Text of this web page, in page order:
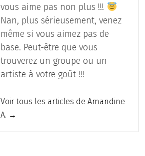
vous aime pas non plus !!!
Nan, plus sérieusement, venez
même si vous aimez pas de
base. Peut-être que vous
trouverez un groupe ou un
artiste à votre goût !!!
Voir tous les articles de Amandine
A. →